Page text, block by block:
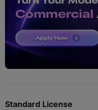
Standard License